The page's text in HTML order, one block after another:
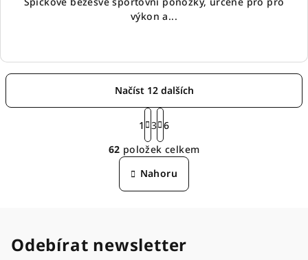
výkon a...
O
v
l
á
í
Načíst 12 dalších
S
t
r
á
n
k
o
í
1 3 6
62 položek celkem
Nahoru
Odebírat newsletter